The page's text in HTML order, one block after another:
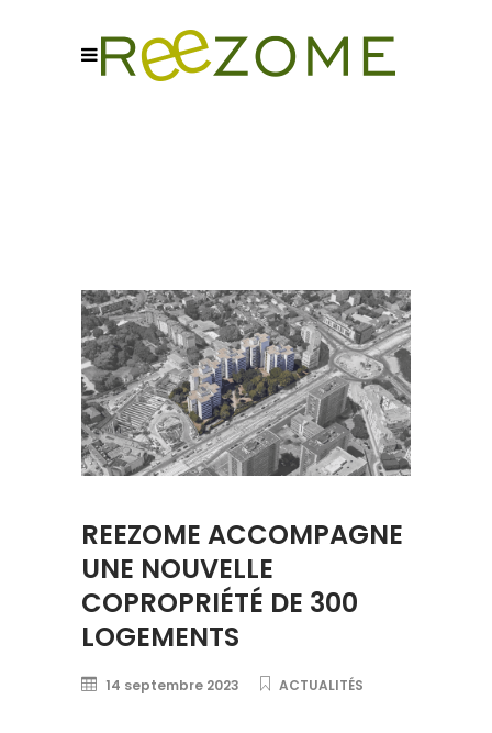
REEZOME ACCOMPAGNE
UNE NOUVELLE
COPROPRIÉTÉ DE 300
LOGEMENTS
14 septembre 2023 ACTUALITÉS